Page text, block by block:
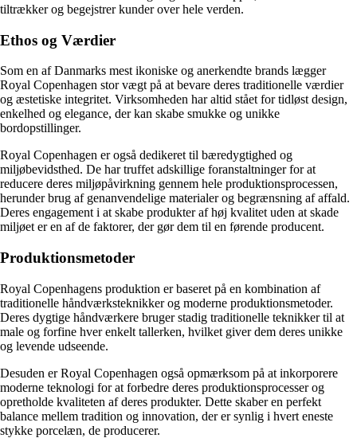
tiltrækker og begejstrer kunder over hele verden.
Ethos og Værdier
Som en af Danmarks mest ikoniske og anerkendte brands lægger
Royal Copenhagen stor vægt på at bevare deres traditionelle værdier
og æstetiske integritet. Virksomheden har altid stået for tidløst design,
enkelhed og elegance, der kan skabe smukke og unikke
bordopstillinger.
Royal Copenhagen er også dedikeret til bæredygtighed og
miljøbevidsthed. De har truffet adskillige foranstaltninger for at
reducere deres miljøpåvirkning gennem hele produktionsprocessen,
herunder brug af genanvendelige materialer og begrænsning af affald.
Deres engagement i at skabe produkter af høj kvalitet uden at skade
miljøet er en af ​​de faktorer, der gør dem til en førende producent.
Produktionsmetoder
Royal Copenhagens produktion er baseret på en kombination af
traditionelle håndværksteknikker og moderne produktionsmetoder.
Deres dygtige håndværkere bruger stadig traditionelle teknikker til at
male og forfine hver enkelt tallerken, hvilket giver dem deres unikke
og levende udseende.
Desuden er Royal Copenhagen også opmærksom på at inkorporere
moderne teknologi for at forbedre deres produktionsprocesser og
opretholde kvaliteten af ​​deres produkter. Dette skaber en perfekt
balance mellem tradition og innovation, der er synlig i hvert eneste
stykke porcelæn, de producerer.